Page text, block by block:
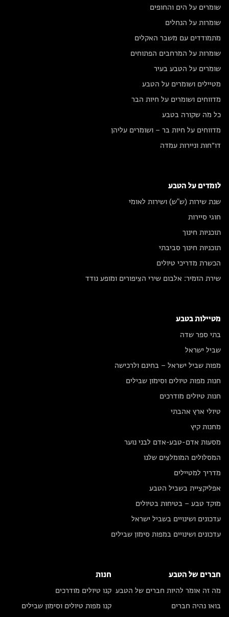
שומרים על הים והחופים
שומרות על הנחלים
מתמודדים עם משבר האקלים
שומרות על המרחבים הפתוחים
שומרים על הטבע בעיר
מטיילים ושומרים על הטבע
מדווחים ושומרים על חיות הבר
כל מה שקורה בטבע
מדווחים על חיות בר – ושומרים עליהן
דו״חות וניירות עמדה
לומדים על הטבע
שנת שירות (ש"ש) ושירות לאומי
חוגי סיירות
תוכניות חינוך
תוכניות חינוך סביבתי
הכשרת מדריכי טיולים
שירת הזמיר: אלבום שירי הציפורים ומופע נודד
מטיילות בטבע
בתי ספר שדה
שביל ישראל
מפות שביל ישראל – בחינם ולרכישה
חנות מפות טיולים וסימון שבילים
חנות טיולים מודרכים
טיולי ארץ אהבתי
מחנות קיץ
מסעות אדם-טבע-אדם לבני נוער
המסלולים המומלצים שלנו
מדריך למטיילים
אפליקציית בשביל הטבע
מוקד טבע – בטיחות בטיולים
עדכונים ושינויים בשביל ישראל
עדכונים ושינויים במפות סימון שבילים
חברים של הטבע
מה זה אומר להיות חברים של הטבע
בואו נהיה חברים
חנות
קנו טיולים מודרכים
קנו מפות טיולים וסימון שבילים